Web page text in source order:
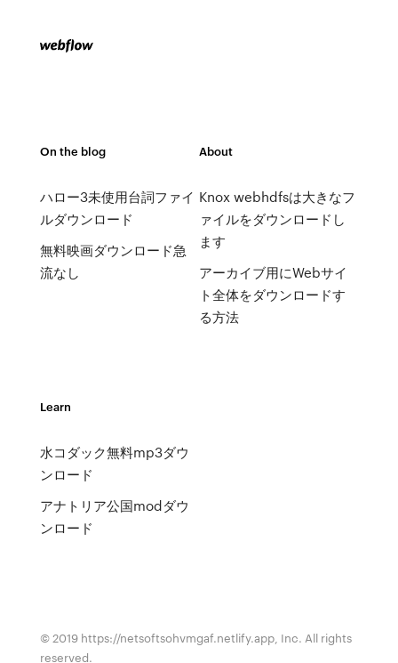
On the blog
ハロー3未使用台詞ファイ
ルダウンロード
無料映画ダウンロード急
流なし
About
Knox webhdfsは大きなフ
ァイルをダウンロードし
ます
アーカイブ用にWebサイ
ト全体をダウンロードす
る方法
Learn
水コダック無料mp3ダウ
ンロード
アナトリア公国modダウ
ンロード
© 2019 https://netsoftsohvmgaf.netlify.app, Inc. All rights
reserved.